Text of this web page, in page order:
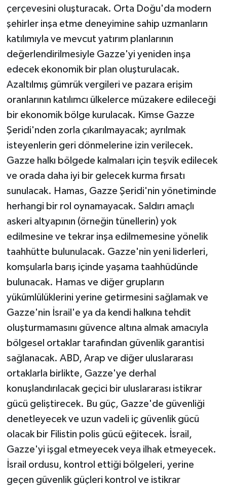
çerçevesini oluşturacak. Orta Doğu'da modern
şehirler inşa etme deneyimine sahip uzmanların
katılımıyla ve mevcut yatırım planlarının
değerlendirilmesiyle Gazze'yi yeniden inşa
edecek ekonomik bir plan oluşturulacak.
Azaltılmış gümrük vergileri ve pazara erişim
oranlarının katılımcı ülkelerce müzakere edileceği
bir ekonomik bölge kurulacak. Kimse Gazze
Şeridi'nden zorla çıkarılmayacak; ayrılmak
isteyenlerin geri dönmelerine izin verilecek.
Gazze halkı bölgede kalmaları için teşvik edilecek
ve orada daha iyi bir gelecek kurma fırsatı
sunulacak. Hamas, Gazze Şeridi'nin yönetiminde
herhangi bir rol oynamayacak. Saldırı amaçlı
askeri altyapının (örneğin tünellerin) yok
edilmesine ve tekrar inşa edilmemesine yönelik
taahhütte bulunulacak. Gazze'nin yeni liderleri,
komşularla barış içinde yaşama taahhüdünde
bulunacak. Hamas ve diğer grupların
yükümlülüklerini yerine getirmesini sağlamak ve
Gazze'nin İsrail'e ya da kendi halkına tehdit
oluşturmamasını güvence altına almak amacıyla
bölgesel ortaklar tarafından güvenlik garantisi
sağlanacak. ABD, Arap ve diğer uluslararası
ortaklarla birlikte, Gazze'ye derhal
konuşlandırılacak geçici bir uluslararası istikrar
gücü geliştirecek. Bu güç, Gazze'de güvenliği
denetleyecek ve uzun vadeli iç güvenlik gücü
olacak bir Filistin polis gücü eğitecek. İsrail,
Gazze'yi işgal etmeyecek veya ilhak etmeyecek.
İsrail ordusu, kontrol ettiği bölgeleri, yerine
geçen güvenlik güçleri kontrol ve istikrar